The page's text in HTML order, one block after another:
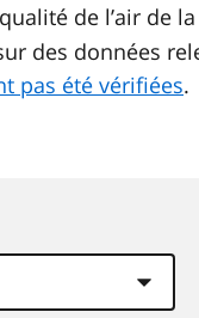
de l’air de la
des données
pas été vérifiées.